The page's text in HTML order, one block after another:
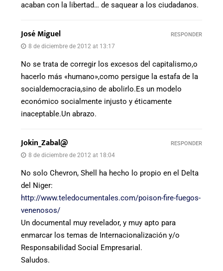
acaban con la libertad… de saquear a los ciudadanos.
José Miguel
8 de diciembre de 2012 at 13:17
No se trata de corregir los excesos del capitalismo,o
hacerlo más «humano»,como persigue la estafa de la
socialdemocracia,sino de abolirlo.Es un modelo
económico socialmente injusto y éticamente
inaceptable.Un abrazo.
RESPONDER
Jokin_Zabal@
8 de diciembre de 2012 at 18:04
No solo Chevron, Shell ha hecho lo propio en el Delta
del Niger:
http://www.teledocumentales.com/poison-fire-fuegos-
venenosos/
Un documental muy revelador, y muy apto para
enmarcar los temas de Internacionalización y/o
Responsabilidad Social Empresarial.
Saludos.
RESPONDER